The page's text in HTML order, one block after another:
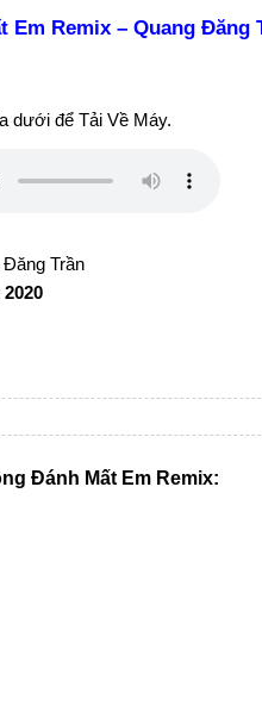
Em Remix – Quang Đăng
dưới để Tải Về Máy.
Trần
Đánh Mất Em Remix: